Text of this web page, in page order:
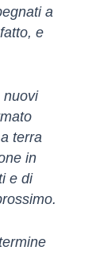
a
e
nuovi
terra
in
e di